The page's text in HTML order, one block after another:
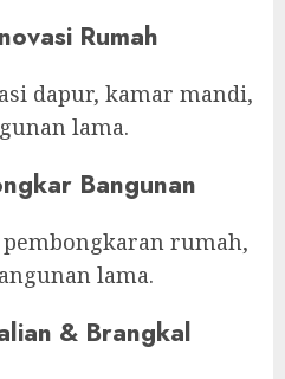
Rumah
dapur, kamar mandi,
lama.
Bangunan
rumah,
lama.
& Brangkal